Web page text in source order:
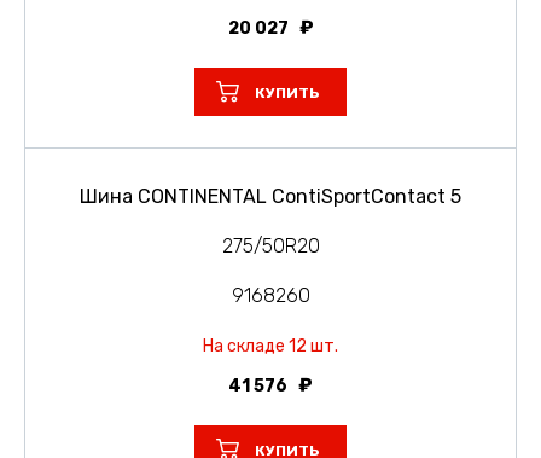
20 027
КУПИТЬ
Шина CONTINENTAL ContiSportContact 5
275/50R20
9168260
На складе 12 шт.
41 576
КУПИТЬ